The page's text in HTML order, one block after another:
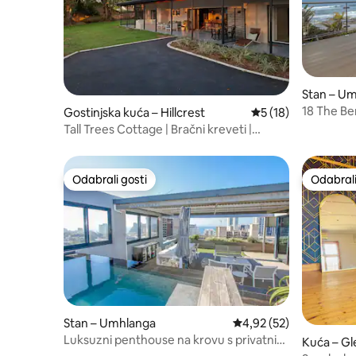
Gostinjska kuća – Hillcrest Prosječna ocjena:
5 (18)
Tall Trees Cottage | Bračni kreveti |
Stan –
18 The
Odabrali gosti
Odabrali gosti
Stan – Umhlanga Prosječna ocjena:
4,92 (52)
Luksuzni penthouse na krovu s privatnim
Kuća –